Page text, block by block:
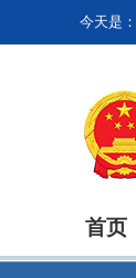
今天是：
首页